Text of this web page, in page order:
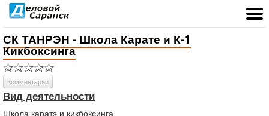
СК ТАНРЭН - Школа Карате и К-1
Кикбоксинга
Комментарии
Вид деятельности
Школа каратэ и кикбоксинга